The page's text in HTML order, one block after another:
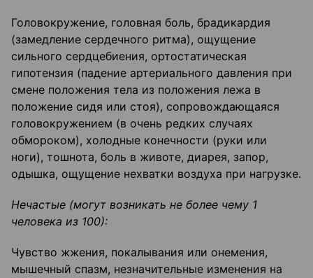
Головокружение, головная боль, брадикардия
(замедление сердечного ритма), ощущение
сильного сердцебиения, ортостатическая
гипотензия (падение артериального давления при
смене положения тела из положения лежа в
положение сидя или стоя), сопровождающаяся
головокружением (в очень редких случаях
обмороком), холодные конечности (руки или
ноги), тошнота, боль в животе, диарея, запор,
одышка, ощущение нехватки воздуха при нагрузке.
Нечастые (могут возникать не более чему 1
человека из 100):
Чувство жжения, покалывания или онемения,
мышечный спазм, незначительные изменения на